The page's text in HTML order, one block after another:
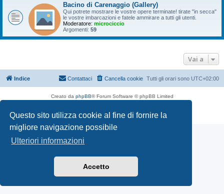
Questo sito utilizza cookie al fine di fornire la
migliore navigazione possibile
Ulteriori informazioni
Accetto
Bacino di Carenaggio (Gallery)
Qui potrete mostrare le vostre opere terminate! tirate "in secca"
le vostre imbarcazioni e fatele ammirare a tutti gli utenti.
Moderatore: microciccio
Argomenti: 59
Vai a
Indice Tutti gli orari sono UTC+02:00
Cancella cookie
Contattaci
Creato da phpBB® Forum Software © phpBB Limited
Privacy| Condizioni